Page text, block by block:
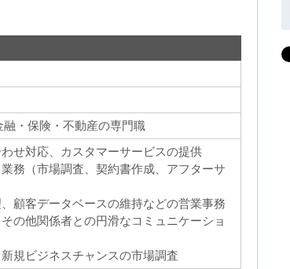
・保険・不動産の専門職
せ対応、カスタマーサービスの提供
務（市場調査、契約書作成、アフターサ
顧客データベースの維持などの営業事務
の他関係者との円滑なコミュニケーショ
規ビジネスチャンスの市場調査